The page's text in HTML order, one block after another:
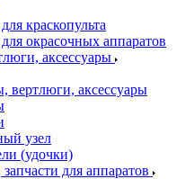
краскопульта
окрасочных аппаратов
аксессуары
вертлюги, аксессуары
узел
(удочки)
для аппаратов